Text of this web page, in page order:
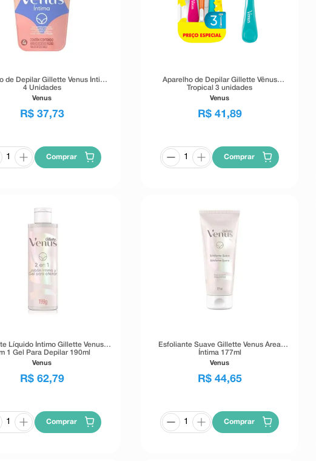
de Depilar Gillette Venus Íntima
4 Unidades
Venus
R$ 37,73
Comprar
Aparelho de Depilar Gillette Vênus
Tropical 3 unidades
Venus
R$ 41 ,89
Comprar
Líquido Íntimo Gillette Venus 2
1 Gel Para Depilar 190ml
Venus
R$ 62,79
Comprar
Esfoliante Suave Gillette Venus Área
Íntima 177ml
Venus
R$ 44,65
Comprar